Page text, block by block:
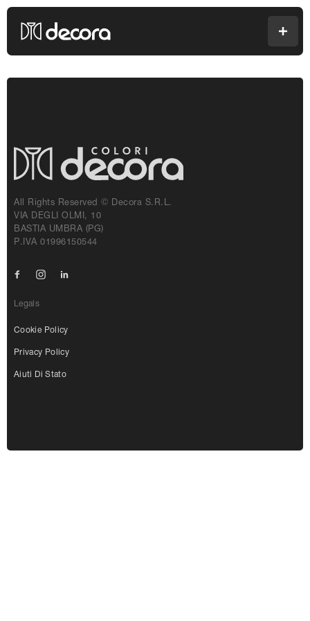
Colori Decora
All Rights Reserved © Decora S.r.l.
VIA DEGLI OLMI, 10
BASTIA UMBRA (PG)
P.IVA 01996150544
FacebookInstagram
Linkedin
Legals
Cookie Policy
Privacy Policy
Aiuti Di Stato